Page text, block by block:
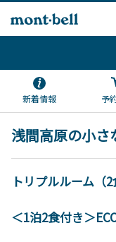
新着情報 予
浅間高原の小さ
トリプルルーム（2
＜1泊2食付き＞